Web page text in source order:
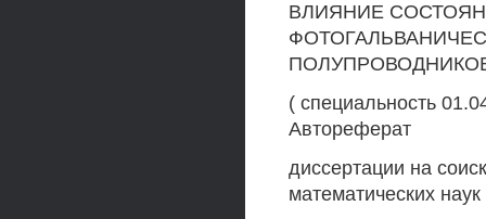
ВЛИЯНИЕ
( специальность
Автореферат
диссертации на
математических наук